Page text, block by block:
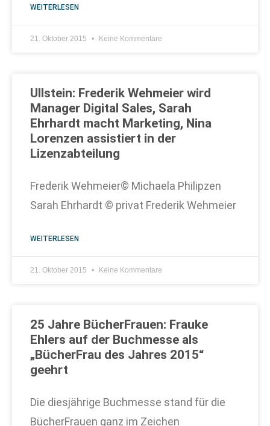
WEITERLESEN
21. Oktober 2015 Keine Kommentare
Ullstein: Frederik Wehmeier wird
Manager Digital Sales, Sarah
Ehrhardt macht Marketing, Nina
Lorenzen assistiert in der
Lizenzabteilung
Frederik Wehmeier© Michaela Philipzen
Sarah Ehrhardt © privat Frederik Wehmeier
WEITERLESEN
21. Oktober 2015 Keine Kommentare
25 Jahre BücherFrauen: Frauke
Ehlers auf der Buchmesse als
„BücherFrau des Jahres 2015“
geehrt
Die diesjährige Buchmesse stand für die
BücherFrauen ganz im Zeichen